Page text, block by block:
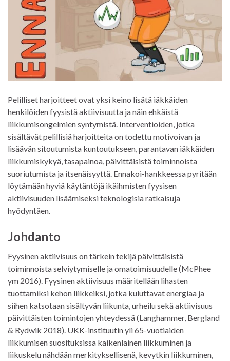
Pelilliset harjoitteet ovat yksi keino lisätä iäkkäiden
henkilöiden fyysistä aktiivisuutta ja näin ehkäistä
liikkumisongelmien syntymistä. Interventioiden, jotka
sisältävät pelillisiä harjoitteita on todettu motivoivan ja
lisäävän sitoutumista kuntoutukseen, parantavan iäkkäiden
liikkumiskykyä, tasapainoa, päivittäisistä toiminnoista
suoriutumista ja itsenäisyyttä. Ennakoi-hankkeessa pyritään
löytämään hyviä käytäntöjä ikäihmisten fyysisen
aktiivisuuden lisäämiseksi teknologisia ratkaisuja
hyödyntäen.
Johdanto
Fyysinen aktiivisuus on tärkein tekijä päivittäisistä
toiminnoista selviytymiselle ja omatoimisuudelle (McPhee
ym 2016). Fyysinen aktiivisuus määritellään lihasten
tuottamiksi kehon liikkeiksi, jotka kuluttavat energiaa ja
siihen katsotaan sisältyvän liikunta, urheilu sekä aktiivisuus
päivittäisten toimintojen yhteydessä (Langhammer, Bergland
& Rydwik 2018). UKK-instituutin yli 65-vuotiaiden
liikkumisen suosituksissa kaikenlainen liikkuminen ja
liikuskelu nähdään merkityksellisenä, kevytkin liikkuminen,